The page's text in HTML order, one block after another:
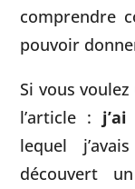
comprendre
pouvoir
Si vous
l’article :
lequel
découvert